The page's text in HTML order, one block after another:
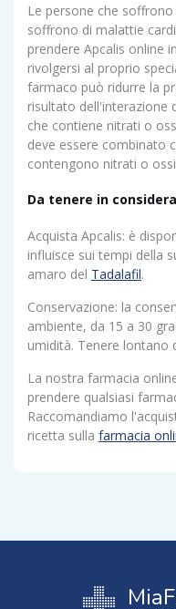
Le persone che
soffrono di malattie
prendere Apcalis online
rivolgersi al proprio
farmaco può ridurre la
risultato dell'interazione
che contiene nitrati o
deve essere combinato
contengono nitrati o
Da tenere in
Acquista Apcalis: è
influisce sui tempi della
amaro del Tadalafil.
Conservazione: la
ambiente, da 15 a 30
umidità. Tenere lontano
La nostra farmacia
prendere qualsiasi
Raccomandiamo
ricetta sulla farmacia